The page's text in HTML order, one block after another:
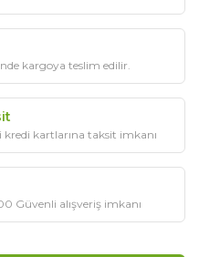
kargoya teslim edilir.
kartlarına taksit imkanı
Güvenli alışveriş imkanı